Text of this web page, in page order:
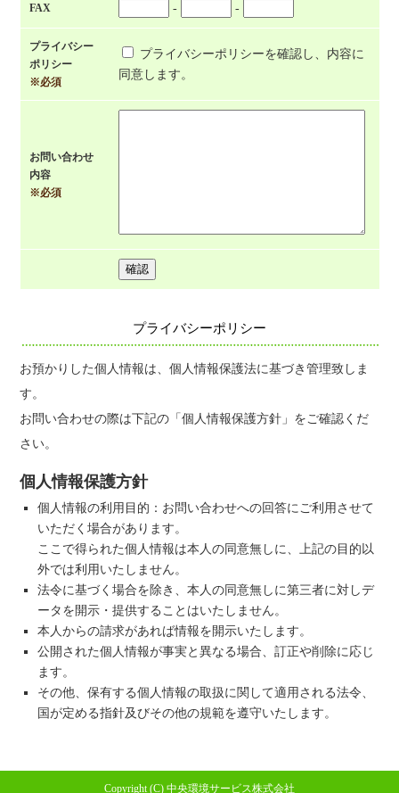
FAX - -
プライバシー
ポリシー
※必須
プライバシーポリシーを確認し、内容に
同意します。
お問い合わせ
内容
※必須
プライバシーポリシー
お預かりした個人情報は、個人情報保護法に基づき管理致しま
す。
お問い合わせの際は下記の「個人情報保護方針」をご確認くだ
さい。
個人情報保護方針
個人情報の利用目的：お問い合わせへの回答にご利用させて
いただく場合があります。
ここで得られた個人情報は本人の同意無しに、上記の目的以
外では利用いたしません。
法令に基づく場合を除き、本人の同意無しに第三者に対しデ
ータを開示・提供することはいたしません。
本人からの請求があれば情報を開示いたします。
公開された個人情報が事実と異なる場合、訂正や削除に応じ
ます。
その他、保有する個人情報の取扱に関して適用される法令、
国が定める指針及びその他の規範を遵守いたします。
Copyright (C) 中央環境サービス株式会社